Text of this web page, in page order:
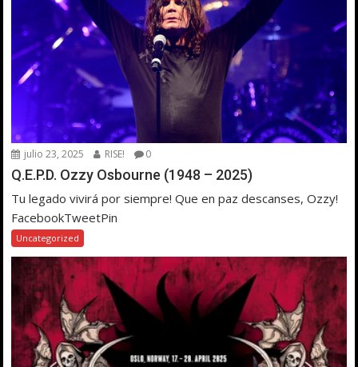
julio 23, 2025 RISE! 0
Q.E.P.D. Ozzy Osbourne (1948 – 2025)
Tu legado vivirá por siempre! Que en paz descanses, Ozzy!
FacebookTweetPin
Uncategorized